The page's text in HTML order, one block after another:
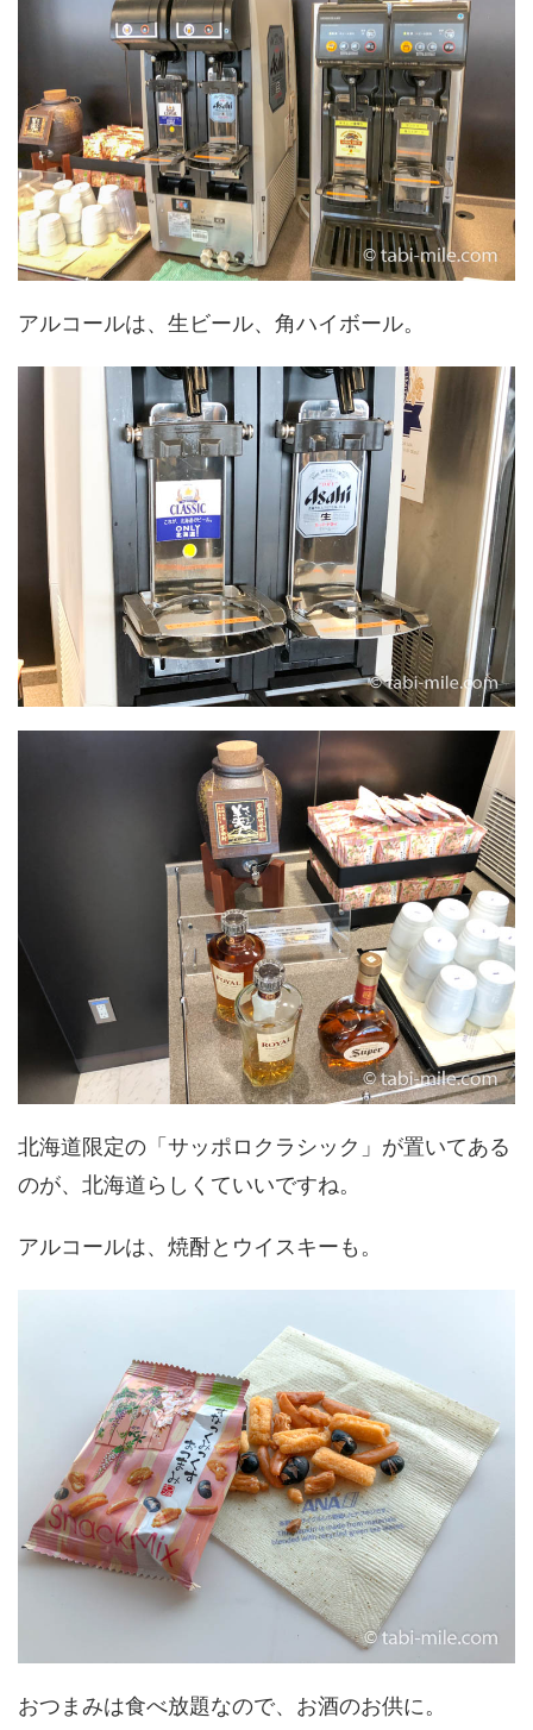
アルコールは、生ビール、角ハイボール。
北海道限定の「サッポロクラシック」が置いてある
のが、北海道らしくていいですね。
アルコールは、焼酎とウイスキーも。
おつまみは食べ放題なので、お酒のお供に。